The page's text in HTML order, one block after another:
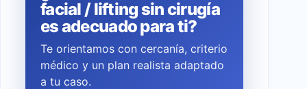
facial / lifting sin cirugía
es adecuado para ti?
Te orientamos con cercanía, criterio
médico y un plan realista adaptado
a tu caso.